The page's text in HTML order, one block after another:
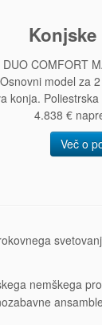
DUO COMFORT
model za
konja.
4.838 €
Več o
nemškega